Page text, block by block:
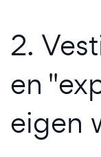
2.
en
eigen